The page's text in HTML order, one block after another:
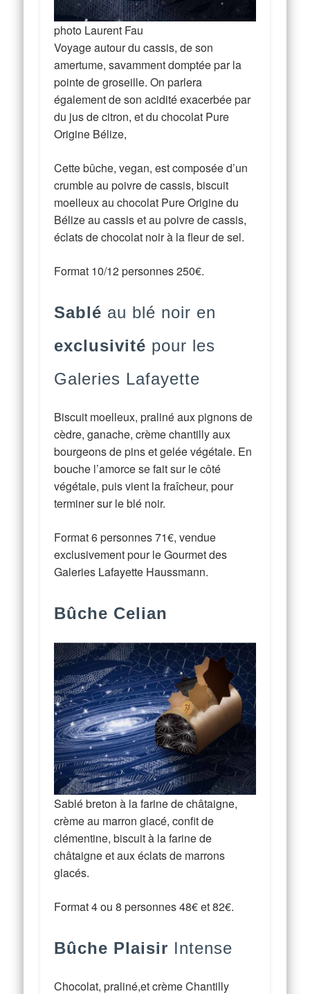
photo Laurent Fau
Voyage autour du cassis, de son
amertume, savamment domptée par la
pointe de groseille. On parlera
également de son acidité exacerbée par
du jus de citron, et du chocolat Pure
Origine Bélize,
Cette bûche, vegan, est composée d’un
crumble au poivre de cassis, biscuit
moelleux au chocolat Pure Origine du
Bélize au cassis et au poivre de cassis,
éclats de chocolat noir à la fleur de sel.
Format 10/12 personnes 250€.
Sablé au blé noir en
exclusivité pour les
Galeries Lafayette
Biscuit moelleux, praliné aux pignons de
cèdre, ganache, crème chantilly aux
bourgeons de pins et gelée végétale. En
bouche l’amorce se fait sur le côté
végétale, puis vient la fraîcheur, pour
terminer sur le blé noir.
Format 6 personnes 71€, vendue
exclusivement pour le Gourmet des
Galeries Lafayette Haussmann.
Bûche Celian
Sablé breton à la farine de châtaigne,
crème au marron glacé, confit de
clémentine, biscuit à la farine de
châtaigne et aux éclats de marrons
glacés.
Format 4 ou 8 personnes 48€ et 82€.
Bûche Plaisir Intense
Chocolat, praliné,et crème Chantilly